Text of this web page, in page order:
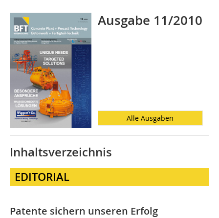
Ausgabe 11/2010
Alle Ausgaben
Inhaltsverzeichnis
EDITORIAL
Patente sichern unseren Erfolg